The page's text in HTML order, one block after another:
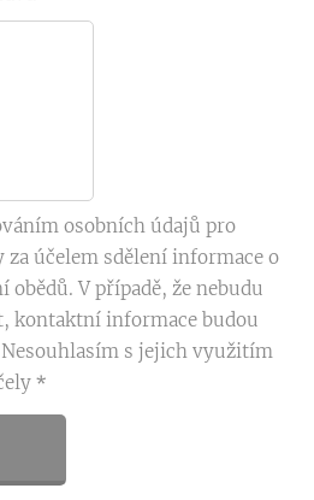
osobních údajů pro
účelem sdělení informace o
V případě, že nebudu
kontaktní informace budou
Nesouhlasím s jejich využitím